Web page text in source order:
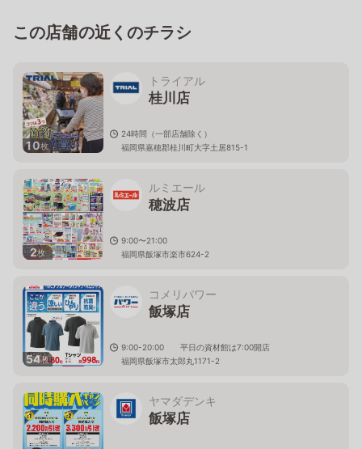
この店舗の近くのチラシ
10枚
トライアル
桂川店
24時間（一部店舗除く）
福岡県嘉穂郡桂川町大字土居815-1
2枚
ルミエール
穂波店
9:00〜21:00
福岡県飯塚市楽市624-2
54枚
コメリパワー
飯塚店
9:00-20:00 平日の資材館は7:00開店
福岡県飯塚市太郎丸1171-2
ヤマダデンキ
飯塚店